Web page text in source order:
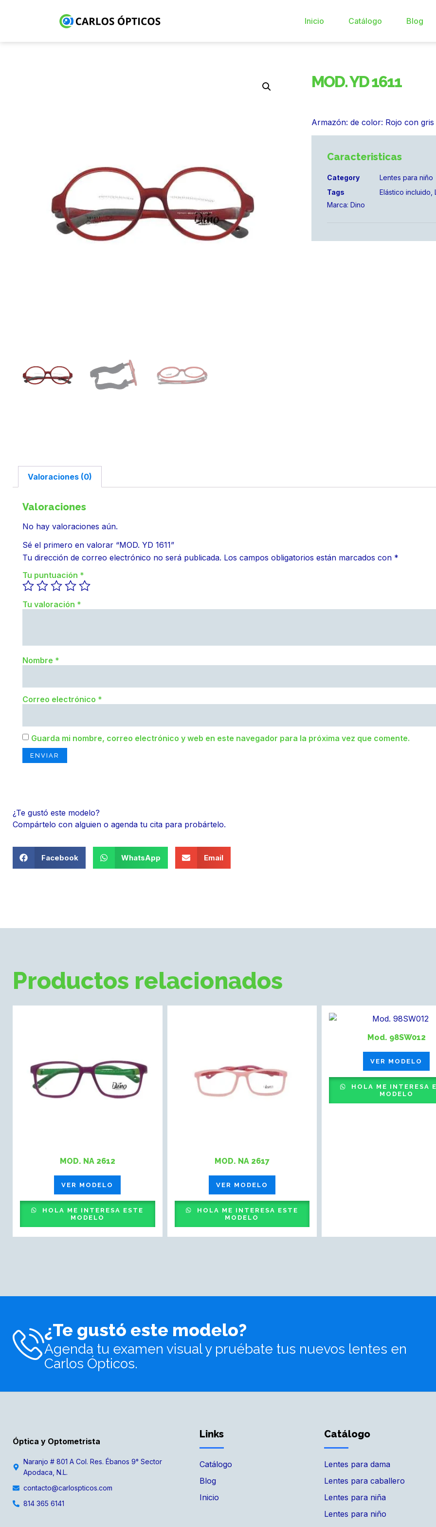
Inicio Catálogo Blog
MOD. YD 1611
Armazón: de color: Rojo con gris
Caracteristicas
Category
Lentes para niño
Tags
Elástico incluido
Marca: Dino
Valoraciones (0)
Valoraciones
No hay valoraciones aún.
Sé el primero en valorar “MOD. YD 1611”
Tu dirección de correo electrónico no será publicada. Los campos obligatorios están marcados con *
Tu puntuación *
Tu valoración *
Nombre *
Correo electrónico *
Guarda mi nombre, correo electrónico y web en este navegador para la próxima vez que comente.
¿Te gustó este modelo?
Compártelo con alguien o agenda tu cita para probártelo.
Facebook WhatsApp Email
Productos relacionados
MOD. NA 2612
VER MODELO
HOLA ME INTERESA ESTE
MODELO
MOD. NA 2617
VER MODELO
HOLA ME INTERESA ESTE
MODELO
Mod. 98SW012
VER MODELO
HOLA ME INTERESA
MODELO
¿Te gustó este modelo?
Agenda tu examen visual y pruébate tus nuevos lentes en
Carlos Ópticos.
Óptica y Optometrista
Naranjo # 801 A Col. Res. Ébanos 9° Sector
Apodaca, N.L.
contacto@carlospticos.com
814 365 6141
Links
Catálogo
Blog
Inicio
Catálogo
Lentes para dama
Lentes para caballero
Lentes para niña
Lentes para niño